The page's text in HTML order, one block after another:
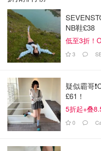
NB鞋£38
低至3折！
3
疑似霸哥
£61！
5折起+叠
0